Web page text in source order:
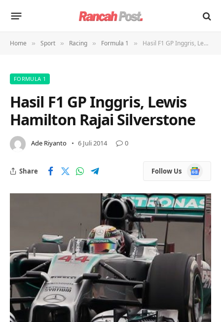
Home » Sport » Racing » Formula 1 » Hasil F1 GP Inggris, Lewis Hamilton Rajai Silverstone
FORMULA 1
Hasil F1 GP Inggris, Lewis
Hamilton Rajai Silverstone
Ade Riyanto 6 Juli 2014 0
Share Follow Us
Google
News